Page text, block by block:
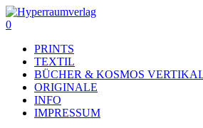
Skip
to
content
search
0
PRINTS
TEXTIL
BÜCHER & KOSMOS
ORIGINALE
INFO
IMPRESSUM